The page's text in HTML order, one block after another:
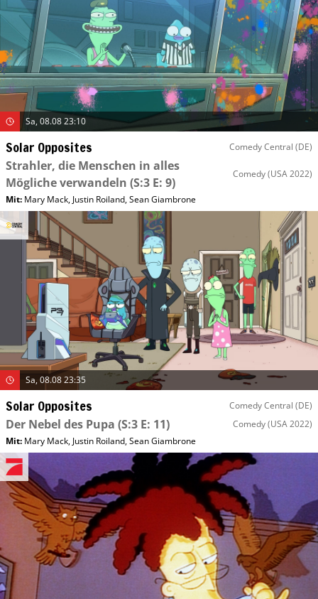
Sa, 08.08 23:10
Solar Opposites Comedy Central (DE)
Strahler, die Menschen in alles
Mögliche verwandeln (S:3 E: 9)
Comedy(USA 2022)
Mit: Mary Mack, Justin Roiland,Sean Giambrone
Sa, 08.08 23:35
Solar Opposites Comedy Central (DE)
Der Nebel des Pupa (S:3 E: 11) Comedy(USA 2022)
Mit: Mary Mack, Justin Roiland,Sean Giambrone